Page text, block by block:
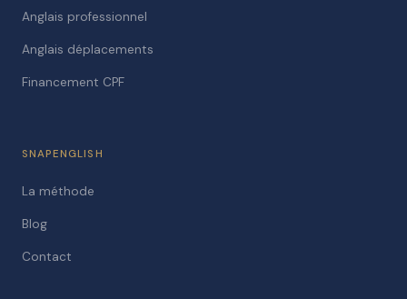
Anglais professionnel
Anglais déplacements
Financement CPF
SNAPENGLISH
La méthode
Blog
Contact